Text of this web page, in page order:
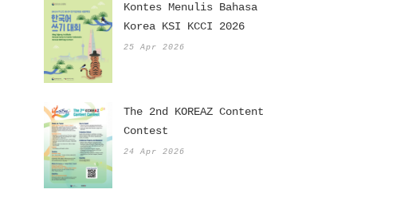
Kontes Menulis Bahasa
Korea KSI KCCI 2026
25 Apr 2026
The 2nd KOREAZ Content
Contest
24 Apr 2026